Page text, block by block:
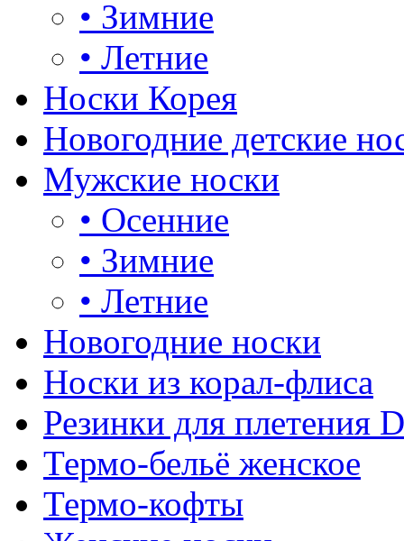
• Зимние
• Летние
Носки Корея
Новогодние детские
Мужские носки
• Осенние
• Зимние
• Летние
Новогодние носки
Носки из корал-флиса
Резинки для плетения
Термо-бельё женское
Термо-кофты